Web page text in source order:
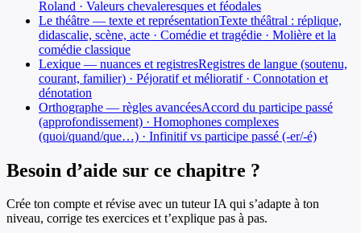
Roland · Valeurs chevaleresques et féodales
Le théâtre — texte et représentationTexte théâtral : réplique,
didascalie, scène, acte · Comédie et tragédie · Molière et la
comédie classique
Lexique — nuances et registresRegistres de langue (soutenu,
courant, familier) · Péjoratif et mélioratif · Connotation et
dénotation
Orthographe — règles avancéesAccord du participe passé
(approfondissement) · Homophones complexes
(quoi/quand/que…) · Infinitif vs participe passé (-er/-é)
Besoin d’aide sur ce chapitre ?
Crée ton compte et révise avec un tuteur IA qui s’adapte à ton
niveau, corrige tes exercices et t’explique pas à pas.